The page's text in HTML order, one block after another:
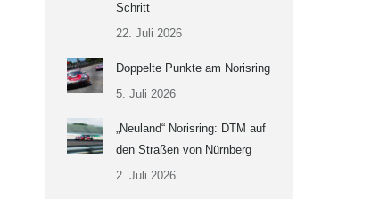
Schritt
22. Juli 2026
Doppelte Punkte am Norisring
5. Juli 2026
„Neuland“ Norisring: DTM auf
den Straßen von Nürnberg
2. Juli 2026